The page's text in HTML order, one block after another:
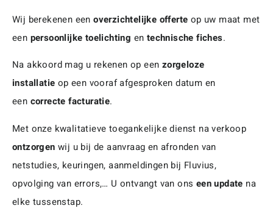
Wij berekenen eenoverzichtelijke offerte op uw maat met
een persoonlijke toelichting en technische fiches.
Na akkoord mag u rekenen op een zorgeloze
installatie op een vooraf afgesproken datum en
een correcte facturatie.
Met onze kwalitatieve toegankelijke dienst na verkoop
ontzorgen wij u bij de aanvraag en afronden van
netstudies, keuringen, aanmeldingen bij Fluvius,
opvolging van errors,… U ontvangt van ons een update na
elke tussenstap.